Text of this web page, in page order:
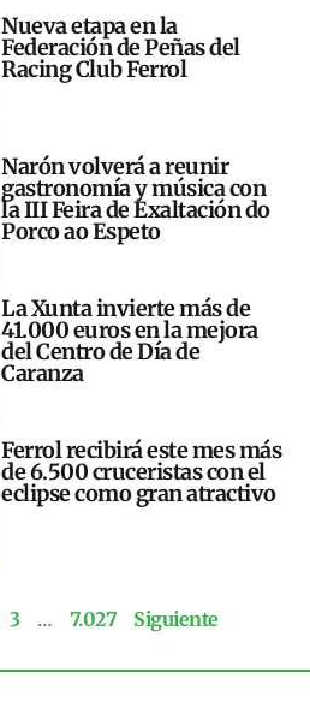
Nueva etapa en la
Federación de Peñas del
Racing Club Ferrol
Narón volverá a reunir
gastronomía y música con
la III Feira de Exaltación do
Porco ao Espeto
La Xunta invierte más de
41.000 euros en la mejora
del Centro de Día de
Caranza
Ferrol recibirá este mes más
de 6.500 cruceristas con el
eclipse como gran atractivo
3 … 7.027 Siguiente